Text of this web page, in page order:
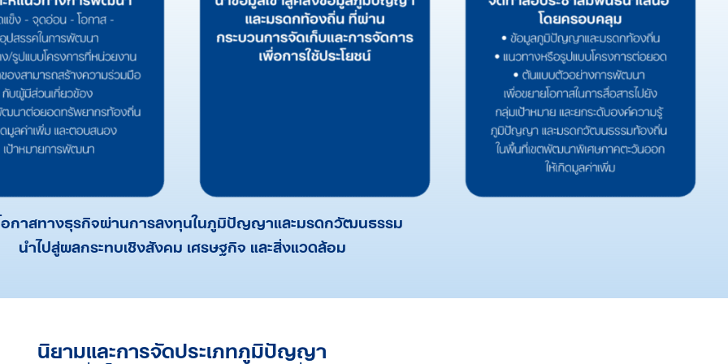
อกาสทางธุรกิจผ่านการลงทุนในภูมิปัญญาและมรดกวัฒนธรรม
นำไปสู่ผลกระทบเชิงสังคม เศรษฐกิจ และสิ่งแวดล้อม
นิยามและการจัดประเภทภูมิปัญญา